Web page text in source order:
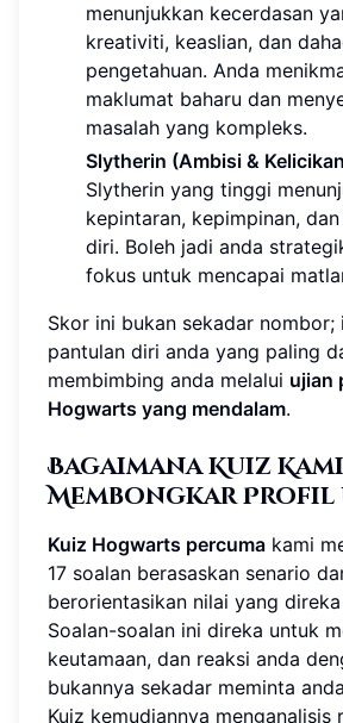
menunjukkan kecerdasan
kreativiti, keaslian, dan
pengetahuan. Anda
maklumat baharu dan
masalah yang kompleks.
Slytherin (Ambisi &
Slytherin yang tinggi
kepintaran, kepimpinan,
diri. Boleh jadi anda
fokus untuk mencapai
Skor ini bukan sekadar nombor;
pantulan diri anda yang paling
membimbing anda melalui ujian
Hogwarts yang mendalam.
Bagaimana Kuiz Kami
Membongkar Profil
Kuiz Hogwarts percuma kami
17 soalan berasaskan senario
berorientasikan nilai yang
Soalan-soalan ini direka untuk
keutamaan, dan reaksi anda
bukannya sekadar meminta
Kuiz kemudiannya menganalisis